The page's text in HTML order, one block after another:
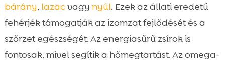
bárány, lazac vagy nyúl. Ezek az állati eredetű
fehérjék támogatják az izomzat fejlődését és a
szőrzet egészségét. Az energiasűrű zsírok is
fontosak, mivel segítik a hőmegtartást. Az omega-